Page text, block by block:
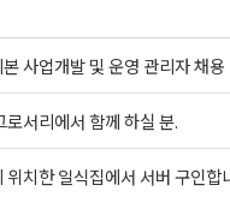
사업개발 및 운영 관리자 채용
로서리에서 함께 하실 분.
위치한 일식집에서 서버 구인합